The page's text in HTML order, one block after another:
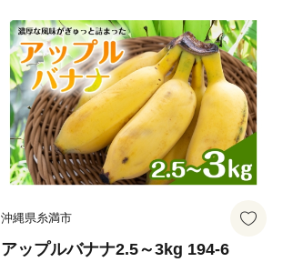
沖縄県糸満市
アップルバナナ2.5～3kg 194-6